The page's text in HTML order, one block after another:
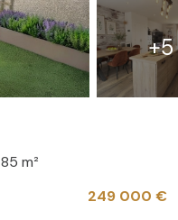
+5
85 m²
249 000 €